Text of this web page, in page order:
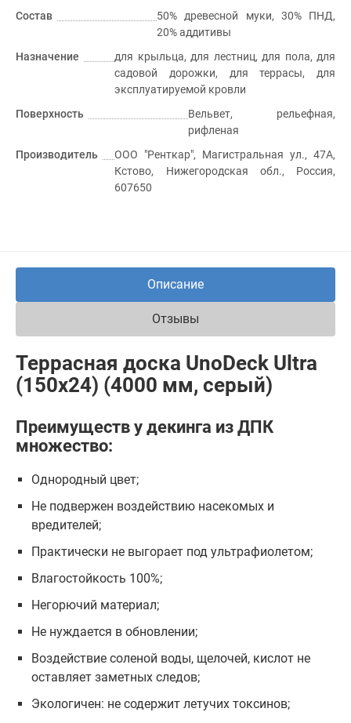
Состав
50% древесной муки, 30% ПНД,
20% аддитивы
Назначение
для крыльца, для лестниц, для пола, для
садовой дорожки, для террасы, для
эксплуатируемой кровли
Поверхность
Вельвет, рельефная,
рифленая
Производитель
ООО "Ренткар", Магистральная ул., 47А,
Кстово, Нижегородская обл., Россия,
607650
Описание
Отзывы
Террасная доска UnoDeck Ultra
(150x24) (4000 мм, серый)
Преимуществ у декинга из ДПК
множество:
Однородный цвет;
Не подвержен воздействию насекомых и
вредителей;
Практически не выгорает под ультрафиолетом;
Влагостойкость 100%;
Негорючий материал;
Не нуждается в обновлении;
Воздействие соленой воды, щелочей, кислот не
оставляет заметных следов;
Экологичен: не содержит летучих токсинов;